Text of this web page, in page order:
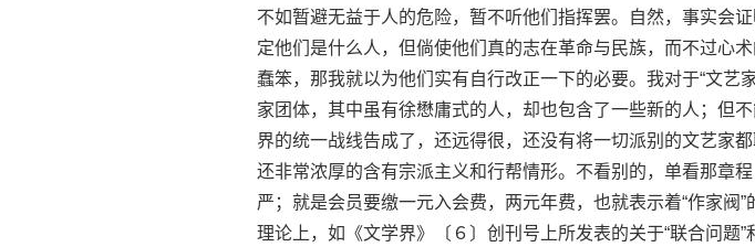
不如暂避无益于人的危险，暂不听他们指挥罢。自然，事实会
定他们是什么人，但倘使他们真的志在革命与民族，而不过心
蠢笨，那我就以为他们实有自行改正一下的必要。我对于“文艺
家团体，其中虽有徐懋庸式的人，却也包含了一些新的人；但
界的统一战线告成了，还远得很，还没有将一切派别的文艺家
还非常浓厚的含有宗派主义和行帮情形。不看别的，单看那章
严；就是会员要缴一元入会费，两元年费，也就表示着“作家阀”
理论上，如《文学界》〔６〕创刊号上所发表的关于“联合问题”